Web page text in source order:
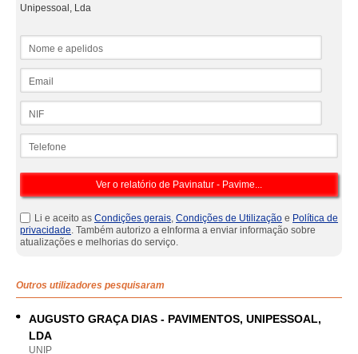
Unipessoal, Lda
Li e aceito as Condições gerais, Condições de Utilização e Política de
privacidade. Também autorizo a eInforma a enviar informação sobre
atualizações e melhorias do serviço.
Outros utilizadores pesquisaram
AUGUSTO GRAÇA DIAS - PAVIMENTOS, UNIPESSOAL,
LDA
UNIP